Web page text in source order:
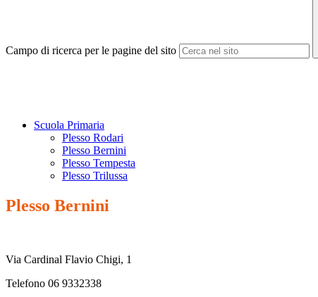
Campo di ricerca per le pagine del sito
Scuola Primaria
Plesso Rodari
Plesso Bernini
Plesso Tempesta
Plesso Trilussa
Plesso Bernini
Via Cardinal Flavio Chigi, 1
Telefono 06 9332338